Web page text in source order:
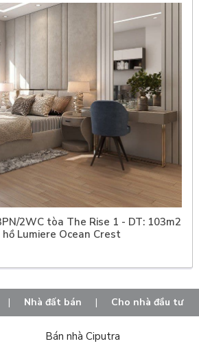
2WC tòa The Rise 1 - DT: 103m2
Lumiere Ocean Crest
| Nhà đất bán | Cho nhà đầu tư
Bán nhà Ciputra